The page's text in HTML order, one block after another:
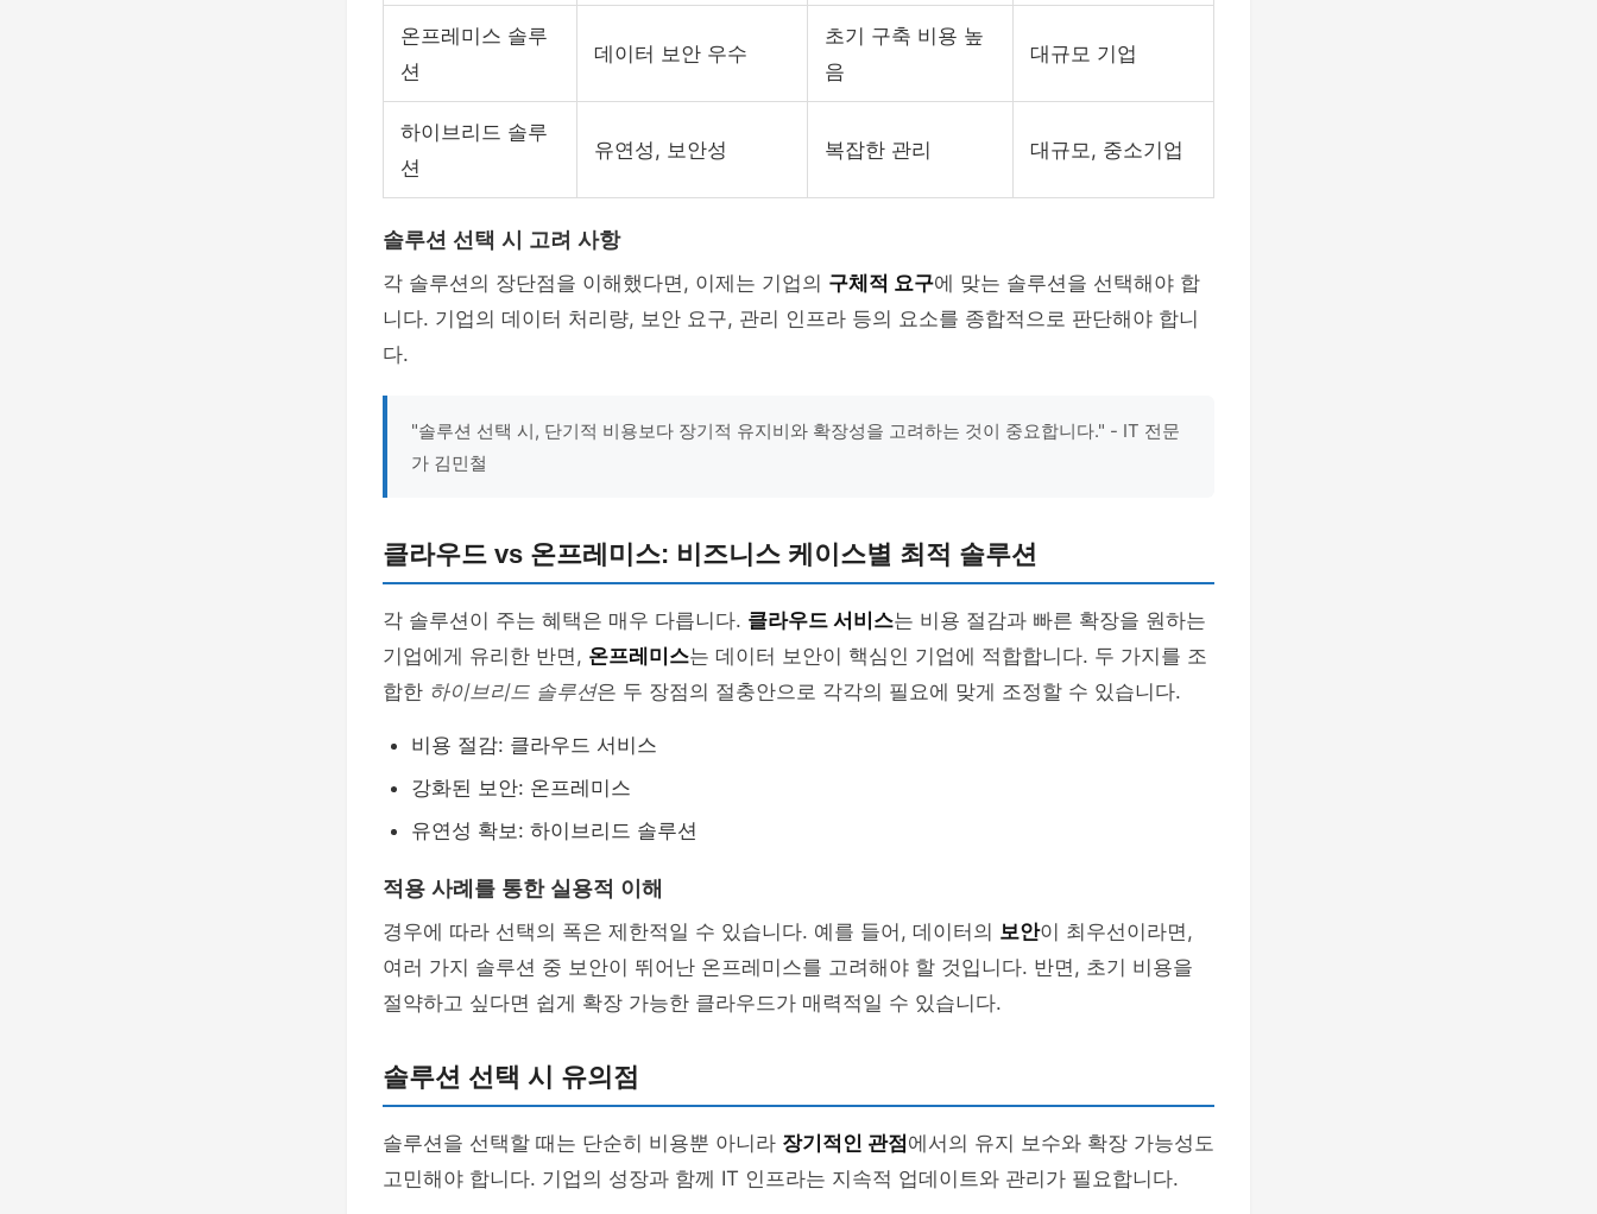
온프레미스 솔루
션
데이터 보안 우수
초기 구축 비용 높
음
대규모 기업
하이브리드 솔루
션
유연성, 보안성 복잡한 관리 대규모, 중소기업
솔루션 선택 시 고려 사항
각 솔루션의 장단점을 이해했다면, 이제는 기업의 구체적 요구에 맞는 솔루션을 선택해야 합
니다. 기업의 데이터 처리량, 보안 요구, 관리 인프라 등의 요소를 종합적으로 판단해야 합니
다.
"솔루션 선택 시, 단기적 비용보다 장기적 유지비와 확장성을 고려하는 것이 중요합니다." - IT 전문
가 김민철
클라우드 vs 온프레미스: 비즈니스 케이스별 최적 솔루션
각 솔루션이 주는 혜택은 매우 다릅니다. 클라우드 서비스는 비용 절감과 빠른 확장을 원하는
기업에게 유리한 반면, 온프레미스는 데이터 보안이 핵심인 기업에 적합합니다. 두 가지를 조
합한 하이브리드 솔루션은 두 장점의 절충안으로 각각의 필요에 맞게 조정할 수 있습니다.
비용 절감: 클라우드 서비스
강화된 보안: 온프레미스
유연성 확보: 하이브리드 솔루션
적용 사례를 통한 실용적 이해
경우에 따라 선택의 폭은 제한적일 수 있습니다. 예를 들어, 데이터의 보안이 최우선이라면,
여러 가지 솔루션 중 보안이 뛰어난 온프레미스를 고려해야 할 것입니다. 반면, 초기 비용을
절약하고 싶다면 쉽게 확장 가능한 클라우드가 매력적일 수 있습니다.
솔루션 선택 시 유의점
솔루션을 선택할 때는 단순히 비용뿐 아니라 장기적인 관점에서의 유지 보수와 확장 가능성도
고민해야 합니다. 기업의 성장과 함께 IT 인프라는 지속적 업데이트와 관리가 필요합니다.